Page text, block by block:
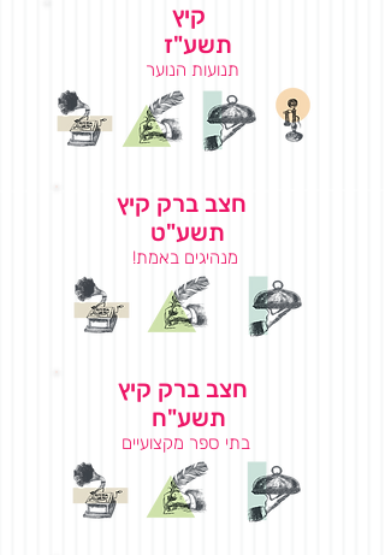
קיץ
תשע"ז
תנועות הנוער
חצב ברק קיץ
תשע"ט
מנהיגים באמת!
חצב ברק קיץ
תשע"ח
בתי ספר מקצועיים